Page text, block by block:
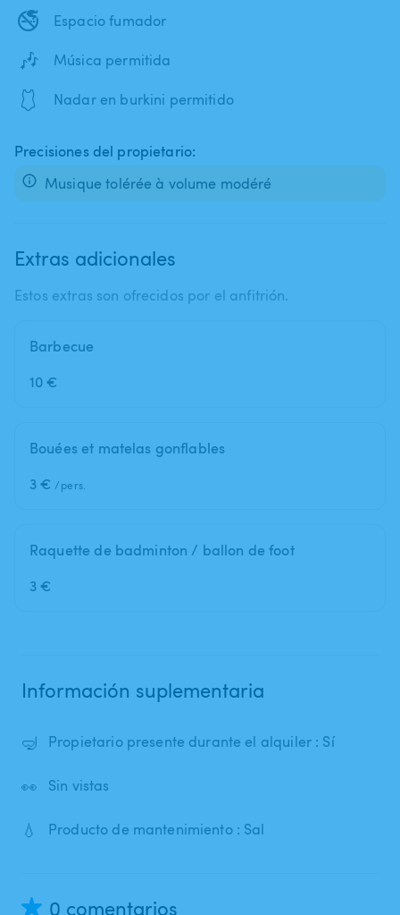
🚭 Espacio fumador
🎶 Música permitida
🩱 Nadar en burkini permitido
Precisiones del propietario:
Musique tolérée à volume modéré
Extras adicionales
Estos extras son ofrecidos por el anfitrión.
Barbecue
10 €
Bouées et matelas gonflables
3 € /pers.
Raquette de badminton / ballon de foot
3 €
Información suplementaria
🤿 Propietario presente durante el alquiler : Sí
👀 Sin vistas
💧 Producto de mantenimiento : Sal
0 comentarios